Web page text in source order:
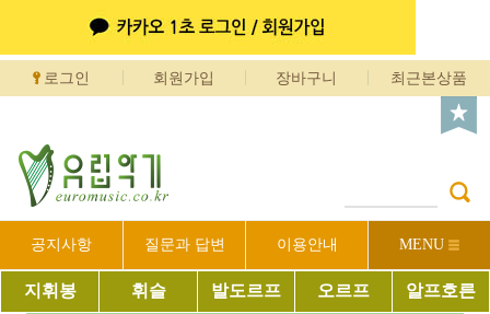
로그인 회원가입 장바구니 최근본상품
공지사항 질문과 답변 이용안내 MENU
지휘봉 휘슬 발도르프 오르프 알프호른